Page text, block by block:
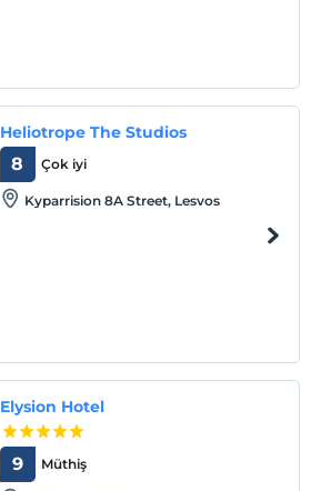
Heliotrope The Studios
Çok iyi
8
Kyparrision 8A Street, Lesvos
Elysion Hotel
Müthiş
9